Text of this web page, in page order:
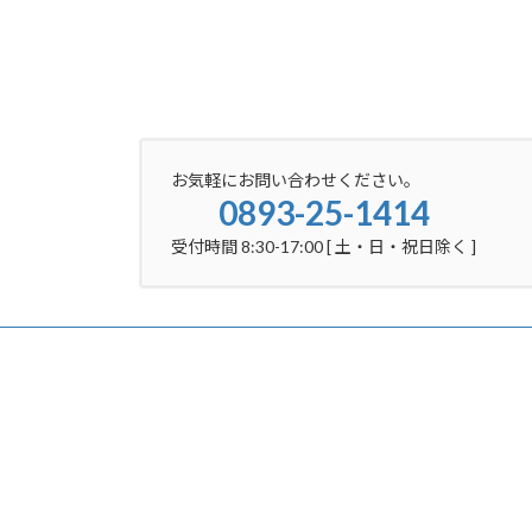
お気軽にお問い合わせください。
0893-25-1414
受付時間 8:30-17:00 [ 土・日・祝日除く ]